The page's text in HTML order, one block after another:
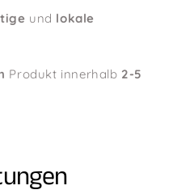
und lokale
Produkt innerhalb 2-5